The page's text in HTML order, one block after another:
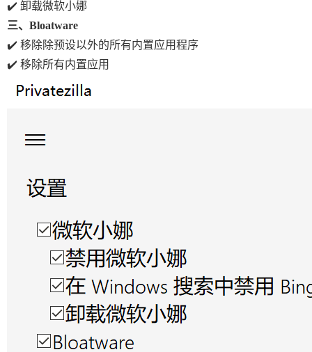
✔️ 卸载微软小娜
三、Bloatware
✔️ 移除除预设以外的所有内置应用程序
✔️ 移除所有内置应用